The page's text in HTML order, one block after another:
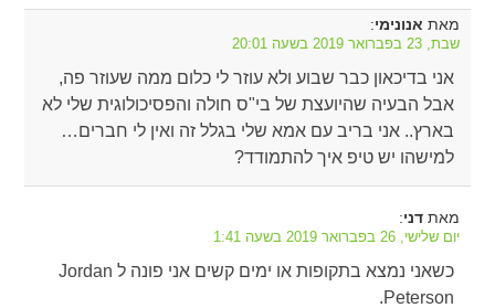
מאת אנונימי:
שבת, 23 בפברואר 2019 בשעה 20:01
אני בדיכאון כבר שבוע ולא עוזר לי כלום ממה שעוזר פה,
אבל הבעיה שהיועצת של בי"ס חולה והפסיכולוגית שלי לא
בארץ.. אני בריב עם אמא שלי בגלל זה ואין לי חברים…
למישהו יש טיפ איך להתמודד?
מאתדני:
יום שלישי, 26 בפברואר 2019 בשעה 1:41
כשאני נמצא בתקופות או ימים קשים אני פונה ל Jordan
Peterson.